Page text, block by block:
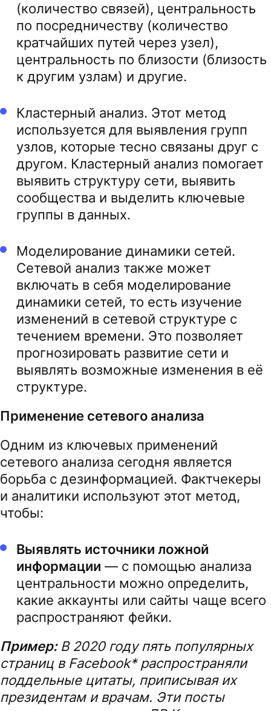
(количество связей), центральность
по посредничеству (количество
кратчайших путей через узел),
центральность по близости (близость
к другим узлам) и другие.
Кластерный анализ. Этот метод
используется для выявления групп
узлов, которые тесно связаны друг с
другом. Кластерный анализ помогает
выявить структуру сети, выявить
сообщества и выделить ключевые
группы в данных.
Моделирование динамики сетей.
Сетевой анализ также может
включать в себя моделирование
динамики сетей, то есть изучение
изменений в сетевой структуре с
течением времени. Это позволяет
прогнозировать развитие сети и
выявлять возможные изменения в её
структуре.
Применение сетевого анализа
Одним из ключевых применений
сетевого анализа сегодня является
борьба с дезинформацией. Фактчекеры
и аналитики используют этот метод,
чтобы:
Выявлять источники ложной
информации — с помощью анализа
центральности можно определить,
какие аккаунты или сайты чаще всего
распространяют фейки.
Пример:В 2020 году пять популярных
страниц в Facebook* распространяли
поддельные цитаты, приписывая их
президентам и врачам. Эти посты